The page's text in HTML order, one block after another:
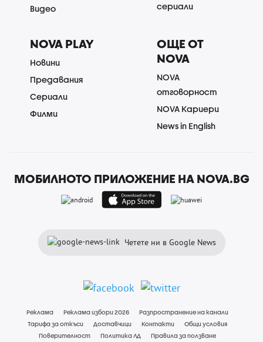
Видео
сериали
NOVA PLAY
Новини
Предавания
Сериали
Филми
ОЩЕ ОТ
NOVA
NOVA
отговорност
NOVA Кариери
News in English
МОБИЛНОТО ПРИЛОЖЕНИЕ НА NOVA.BG
Четете ни в Google News
Реклама Реклама избори 2026
Разпространение на канали
Тарифа за откъси
Доставчици Контакти
Общи условия
Поверителност
Политика ЛД Правила за ползване